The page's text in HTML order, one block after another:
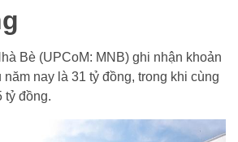
Bè (UPCoM: MNB) ghi nhận khoản
năm nay là 31 tỷ đồng, trong khi cùng
tỷ đồng.